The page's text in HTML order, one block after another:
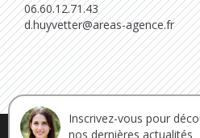
06.60.12.71.43
d.huyvetter@areas-agence.fr
Inscrivez-vous pour
nos dernières actualités